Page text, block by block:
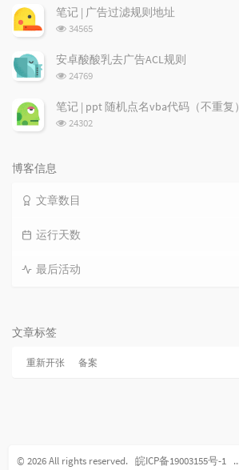
次
数:
笔记 | 广告过滤规则地址
浏
次
数:
34565
安卓酸酸乳去广告ACL规则
浏
次
数:
24769
笔记 | ppt 随机点名vba代码（不重复）
浏
24302
博客信息
文章数目
运行天数
最后活动
文章标签
重新开张 备案
© 2026 All rights reserved. 皖ICP备19003155号-1